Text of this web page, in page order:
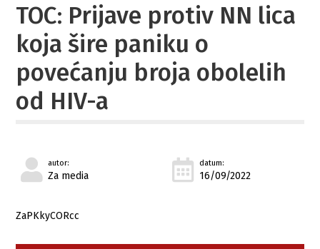
TOC: Prijave protiv NN lica
koja šire paniku o
povećanju broja obolelih
od HIV-a
autor:
Za media
datum:
16/09/2022
ZaPKkyCORcc